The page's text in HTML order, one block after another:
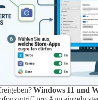
Windows 11 und